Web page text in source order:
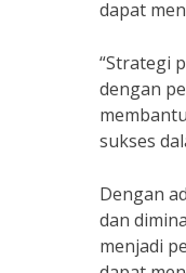
dapat
“Strategi
dengan
sukses
Dengan
dan
menjadi